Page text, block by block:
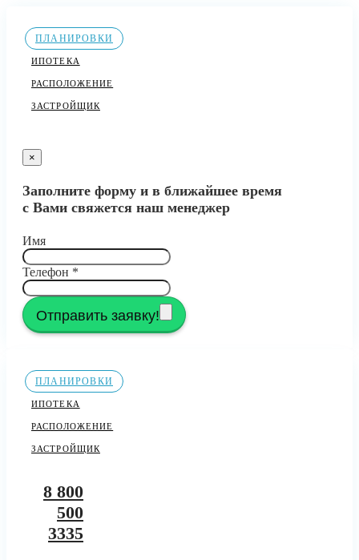
ПЛАНИРОВКИ
ИПОТЕКА
РАСПОЛОЖЕНИЕ
ЗАСТРОЙЩИК
×
Заполните форму и в ближайшее время
с Вами свяжется наш менеджер
Имя
Телефон *
Отправить заявку!
ПЛАНИРОВКИ
ИПОТЕКА
РАСПОЛОЖЕНИЕ
ЗАСТРОЙЩИК
8 800
500
3335